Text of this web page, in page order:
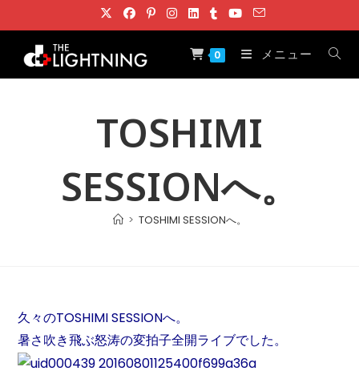
ン
0 メニュー
TOSHIMI
SESSIONへ。
> TOSHIMI SESSIONへ。
久々のTOSHIMI SESSIONへ。
暑さ吹き飛ぶ怒涛の変拍子全開ライブでした。